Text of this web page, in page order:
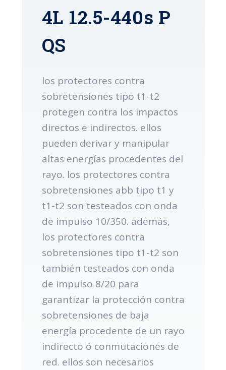
4L 12.5-440s P
QS
los protectores contra
sobretensiones tipo t1-t2
protegen contra los impactos
directos e indirectos. ellos
pueden derivar y manipular
altas energías procedentes del
rayo. los protectores contra
sobretensiones abb tipo t1 y
t1-t2 son testeados con onda
de impulso 10/350. además,
los protectores contra
sobretensiones tipo t1-t2 son
también testeados con onda
de impulso 8/20 para
garantizar la protección contra
sobretensiones de baja
energía procedente de un rayo
indirecto ó conmutaciones de
red. ellos son necesarios